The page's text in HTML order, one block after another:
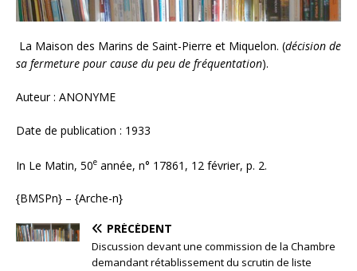
La Maison des Marins de Saint-Pierre et Miquelon. (décision de
sa fermeture pour cause du peu de fréquentation).
Auteur : ANONYME
Date de publication : 1933
In Le Matin, 50e année, n° 17861, 12 février, p. 2.
{BMSPn} – {Arche-n}
PRÉCÉDENT
Discussion devant une commission de la Chambre
demandant rétablissement du scrutin de liste